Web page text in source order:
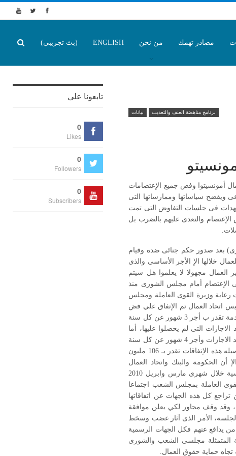
مصادر تهمك من نحن ENGLISH (بث تجريبي)
برنامج مناهضة العنف والتعذيب بيانات
أمونسيتوا وفض جميع الإعتصامات
ويفضح سياساتها وممارساتها التى
تعهدات فى جلسات التفاوض التى تمت
والتعدى عليهم بالضرب بل
بعد صدور حكم جنائى ضده وقيام
لتوقف العمل بالمصنع منذ 22-6-2008، لم يصرف للعمال خلالها الإ الأجر الأساسى والذى
العمال مجهولا لا يعلموا هل سيتم
الإعتصام أمام مجلس الشورى منذ
للمطالبة بتشغيل المصنع أو صرف مستحقاتهم وفى 21 مارس 2010 وتحت رعاية وزيرة القوى العاملة ومجلس
اتحاد العمال تم الإتفاق علي فض
الاعتصام مقابل حصول العمال الذين تزيد مدد خدمتهم عن عشرين عاما على مكافأة نهاية خدمة تقدر ب أجر 3 شهور عن كل سنة
التى لم يحصلوا عليها، أما
العمال الذين لم تزد مدة خدمتهم عن عشرين عاما فيحصلوا على كامل المقابل النقدى لرصيد الاجازات وأجر 4 شهور عن كل سنة
من سنوات الخدمة مراعاه لأن مدة خدمتهم لن تكفى لصرف معاشات إجتماعية، وكانت حصيله هذه الإتفاقات تقدر بـ 106 مليون
أن الحكومة والبنك واتحاد العمال
تقاعسوا جميعا عن تنفيذ الاتفاق حتى شهر مايو الجارى ،بل لم تصرف لهم رواتبهم الاساسية خلال شهرى مارس وابريل 2010
أخرى وفى يوم الاحد 23 مايو عقدت لجنة القوى العاملة بمجلس الشعب اجتماعا
كل هذه الجهات عن اتفاقاتها
للعمال الإ مستحقات تعادل 50 مليون جنيه فقط، وقد وقف مجاور لكي يعلن موافقة
الأمر الذى آثار غضب وسخط
من يدافع عنهم فكل الجهات الرسمية
المتمثلة مجلسى الشعب والشورى
حماية حقوق العمال.
تابعونا على
0
Likes
0
Followers
0
Subscribers